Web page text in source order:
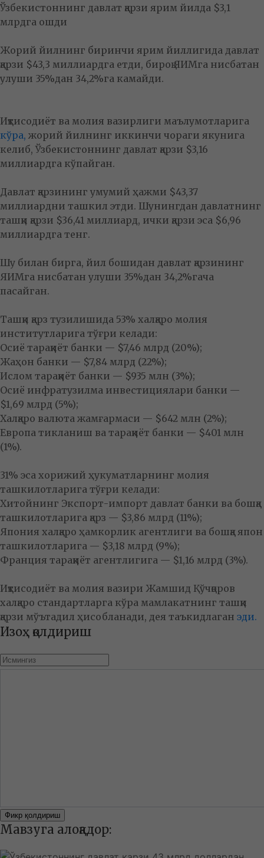
Ўзбекистоннинг давлат қарзи ярим йилда $3,1
млрдга ошди
Жорий йилнинг биринчи ярим йиллигида давлат
қарзи $43,3 миллиардга етди, бироқ ЯИМга нисбатан
улуши 35%дан 34,2%га камайди.
Иқтисодиёт ва молия вазирлиги маълумотларига
кўра, жорий йилнинг иккинчи чораги якунига
келиб, Ўзбекистоннинг давлат қарзи $3,16
миллиардга кўпайган.
Давлат қарзининг умумий ҳажми $43,37
миллиардни ташкил этди. Шунингдан давлатнинг
ташқи қарзи $36,41 миллиард, ички қарзи эса $6,96
миллиардга тенг.
Шу билан бирга, йил бошидан давлат қарзининг
ЯИМга нисбатан улуши 35%дан 34,2%гача
пасайган.
Ташқи қарз тузилишида 53% халқаро молия
институтларига тўғри келади:
Осиё тараққиёт банки — $7,46 млрд (20%);
Жаҳон банки — $7,84 млрд (22%);
Ислом тараққиёт банки — $935 млн (3%);
Осиё инфратузилма инвестициялари банки —
$1,69 млрд (5%);
Халқаро валюта жамғармаси — $642 млн (2%);
Европа тикланиш ва тараққиёт банки — $401 млн
(1%).
31% эса хорижий ҳукуматларнинг молия
ташкилотларига тўғри келади:
Хитойнинг Экспорт-импорт давлат банки ва бошқа
ташкилотларига қарз — $3,86 млрд (11%);
Япония халқаро ҳамкорлик агентлиги ва бошқа япон
ташкилотларига — $3,18 млрд (9%);
Франция тараққиёт агентлигига — $1,16 млрд (3%).
Иқтисодиёт ва молия вазири Жамшид Қўчқоров
халқаро стандартларга кўра мамлакатнинг ташқи
қарзи мўътадил ҳисобланади, дея таъкидлаган эди.
Изоҳ қолдириш
Фикр қолдириш
Мавзуга алоқадор: